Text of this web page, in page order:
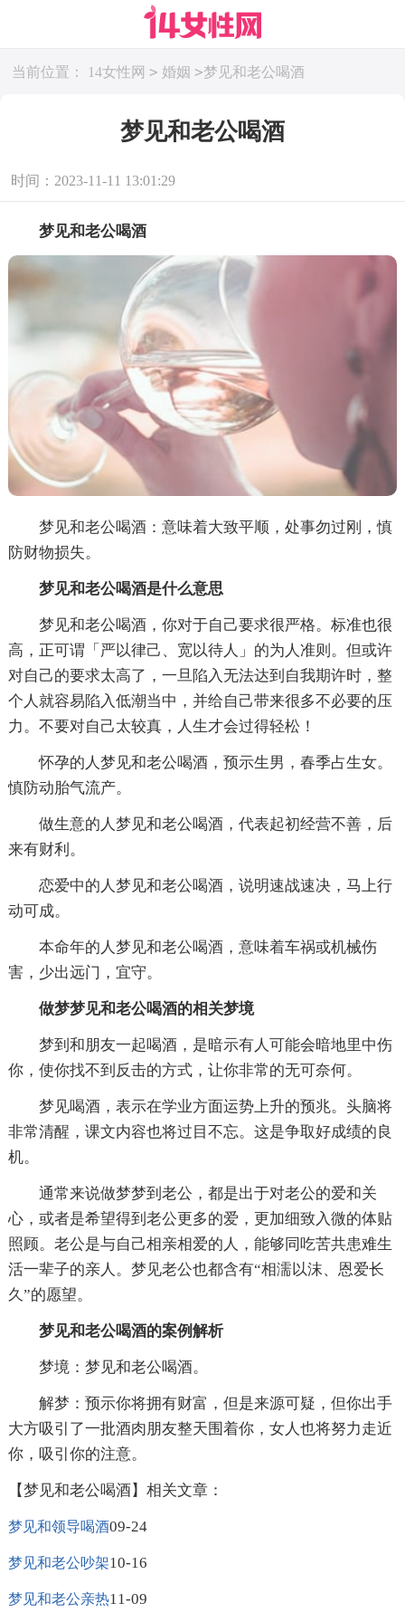
当前位置： 14女性网 > 婚姻 >梦见和老公喝酒
梦见和老公喝酒
时间：2023-11-11 13:01:29
梦见和老公喝酒
梦见和老公喝酒：意味着大致平顺，处事勿过刚，慎
防财物损失。
梦见和老公喝酒是什么意思
梦见和老公喝酒，你对于自己要求很严格。标准也很
高，正可谓「严以律己、宽以待人」的为人准则。但或许
对自己的要求太高了，一旦陷入无法达到自我期许时，整
个人就容易陷入低潮当中，并给自己带来很多不必要的压
力。不要对自己太较真，人生才会过得轻松！
怀孕的人梦见和老公喝酒，预示生男，春季占生女。
慎防动胎气流产。
做生意的人梦见和老公喝酒，代表起初经营不善，后
来有财利。
恋爱中的人梦见和老公喝酒，说明速战速决，马上行
动可成。
本命年的人梦见和老公喝酒，意味着车祸或机械伤
害，少出远门，宜守。
做梦梦见和老公喝酒的相关梦境
梦到和朋友一起喝酒，是暗示有人可能会暗地里中伤
你，使你找不到反击的方式，让你非常的无可奈何。
梦见喝酒，表示在学业方面运势上升的预兆。头脑将
非常清醒，课文内容也将过目不忘。这是争取好成绩的良
机。
通常来说做梦梦到老公，都是出于对老公的爱和关
心，或者是希望得到老公更多的爱，更加细致入微的体贴
照顾。老公是与自己相亲相爱的人，能够同吃苦共患难生
活一辈子的亲人。梦见老公也都含有“相濡以沫、恩爱长
久”的愿望。
梦见和老公喝酒的案例解析
梦境：梦见和老公喝酒。
解梦：预示你将拥有财富，但是来源可疑，但你出手
大方吸引了一批酒肉朋友整天围着你，女人也将努力走近
你，吸引你的注意。
【梦见和老公喝酒】相关文章：
梦见和领导喝酒09-24
梦见和老公吵架10-16
梦见和老公亲热11-09